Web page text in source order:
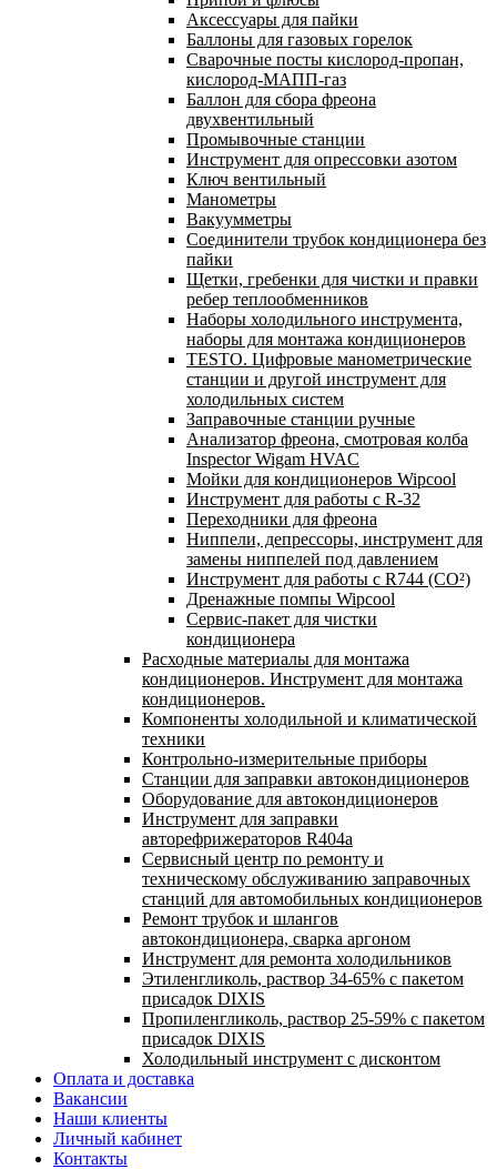
Аксессуары для пайки
Баллоны для газовых горелок
Сварочные посты кислород-пропан,
кислород-МАПП-газ
Баллон для сбора фреона
двухвентильный
Промывочные станции
Инструмент для опрессовки азотом
Ключ вентильный
Манометры
Вакуумметры
Соединители трубок кондиционера без
пайки
Щетки, гребенки для чистки и правки
ребер теплообменников
Наборы холодильного инструмента,
наборы для монтажа кондиционеров
TESTO. Цифровые манометрические
станции и другой инструмент для
холодильных систем
Заправочные станции ручные
Анализатор фреона, смотровая колба
Inspector Wigam HVAC
Мойки для кондиционеров Wipcool
Инструмент для работы с R-32
Переходники для фреона
Ниппели, депрессоры, инструмент для
замены ниппелей под давлением
Инструмент для работы с R744 (CO²)
Дренажные помпы Wipcool
Сервис-пакет для чистки
кондиционера
Расходные материалы для монтажа
кондиционеров. Инструмент для монтажа
кондиционеров.
Компоненты холодильной и климатической
техники
Контрольно-измерительные приборы
Станции для заправки автокондиционеров
Оборудование для автокондиционеров
Инструмент для заправки
авторефрижераторов R404a
Сервисный центр по ремонту и
техническому обслуживанию заправочных
станций для автомобильных кондиционеров
Ремонт трубок и шлангов
автокондиционера, сварка аргоном
Инструмент для ремонта холодильников
Этиленгликоль, раствор 34-65% с пакетом
присадок DIXIS
Пропиленгликоль, раствор 25-59% с пакетом
присадок DIXIS
Холодильный инструмент с дисконтом
Оплата и доставка
Вакансии
Наши клиенты
Личный кабинет
Контакты